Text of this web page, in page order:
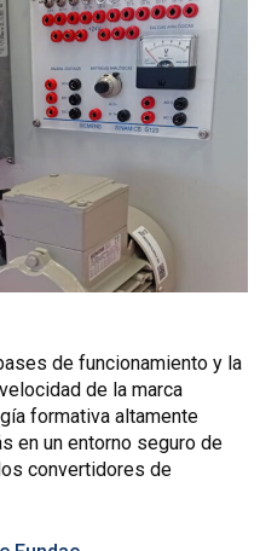
de funcionamiento y la
de la marca
formativa altamente
en un entorno seguro de
convertidores de